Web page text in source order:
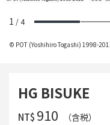
1 /4
© POT (Yoshihiro Togashi) 1998-
HG BISUKE
NT$ ‌910 （含税）